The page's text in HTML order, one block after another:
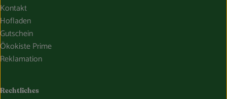
Kontakt
Hofladen
Gutschein
Ökokiste Prime
Reklamation
Rechtliches